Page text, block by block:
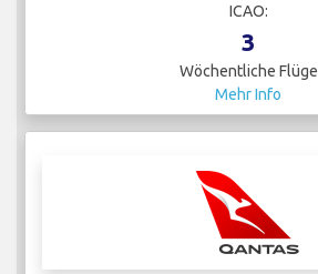
ICAO:
3
Wöchentliche Flüge
Mehr Info